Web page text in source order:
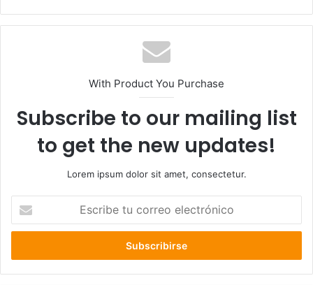
With Product You Purchase
Subscribe to our mailing list
to get the new updates!
Lorem ipsum dolor sit amet, consectetur.
correo